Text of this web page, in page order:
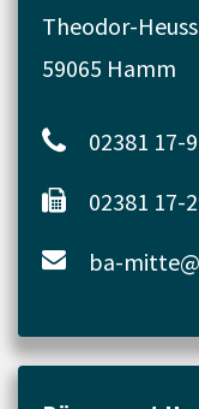
Theodor-
59065 Hamm
02381 17-
02381 17-
ba-